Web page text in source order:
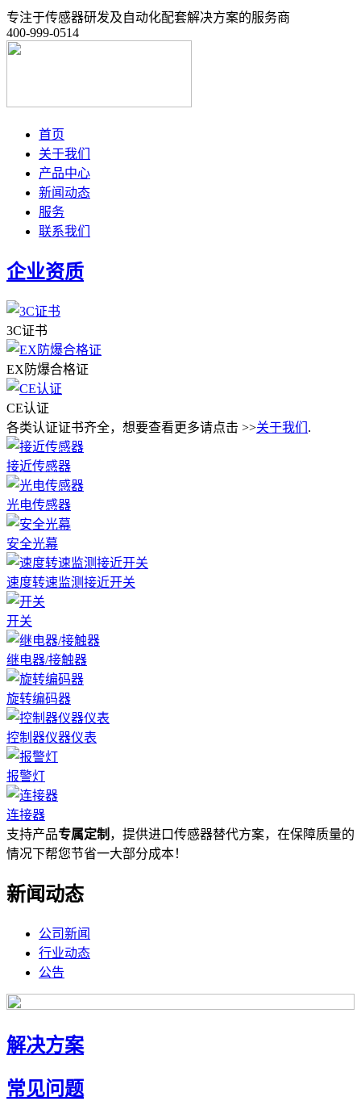
专注于传感器研发及自动化配套解决方案的服务商
400-999-0514
首页
关于我们
产品中心
新闻动态
服务
联系我们
企业资质
3C证书
EX防爆合格证
CE认证
各类认证证书齐全，想要查看更多请点击 >>关于我们 .
接近传感器
光电传感器
安全光幕
速度转速监测接近开关
开关
继电器/接触器
旋转编码器
控制器仪器仪表
报警灯
连接器
支持产品专属定制 ，提供进口传感器替代方案，在保障质量的
情况下帮您节省一大部分成本！
新闻动态
公司新闻
行业动态
公告
解决方案
常见问题